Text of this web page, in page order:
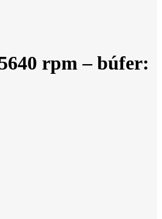
rpm – búfer: